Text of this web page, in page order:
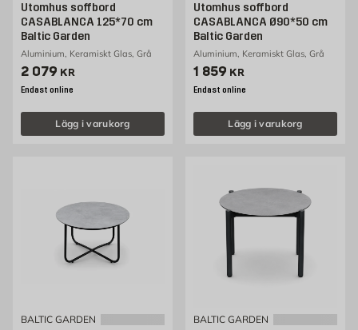
Utomhus soffbord
CASABLANCA 125*70 cm
Baltic Garden
Aluminium, Keramiskt Glas, Grå
Pris 2079 kr
2 079 KR
Endast online
Lägg i varukorg
Utomhus soffbord
CASABLANCA Ø90*50 cm
Baltic Garden
Aluminium, Keramiskt Glas, Grå
Pris 1859 kr
1 859 KR
Endast online
Lägg i varukorg
BALTIC GARDEN BALTIC GARDEN